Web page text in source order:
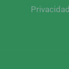
Privacidad